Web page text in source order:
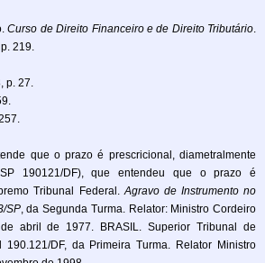
Curso de Direito Financeiro e de Direito Tributário
219.
p. 27.
que o prazo é prescricional, diametralmente
190121/DF), que entendeu que o prazo é
Tribunal Federal. Agravo de Instrumento no
SP, da Segunda Turma. Relator: Ministro Cordeiro
abril de 1977. BRASIL. Superior Tribunal de
190.121/DF, da Primeira Turma. Relator Ministro